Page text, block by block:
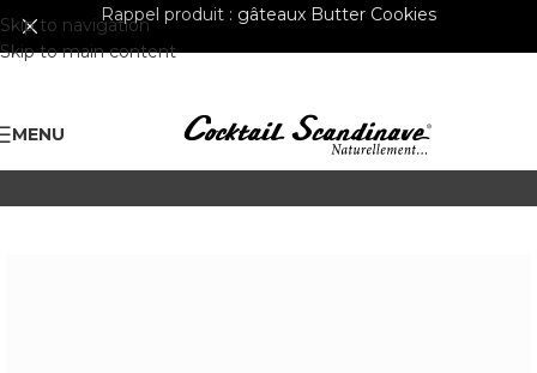
Skip to navigation
Skip to main content
Rappel produit : gâteaux Butter Cookies
MENU